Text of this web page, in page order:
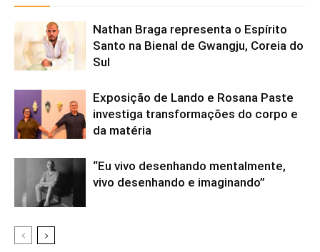
Nathan Braga representa o Espírito
Santo na Bienal de Gwangju, Coreia do
Sul
Exposição de Lando e Rosana Paste
investiga transformações do corpo e
da matéria
“Eu vivo desenhando mentalmente,
vivo desenhando e imaginando”